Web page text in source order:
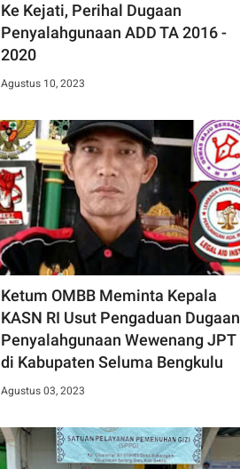
Ke Kejati, Perihal Dugaan
Penyalahgunaan ADD TA 2016 -
2020
Agustus 10, 2023
Ketum OMBB Meminta Kepala
KASN RI Usut Pengaduan Dugaan
Penyalahgunaan Wewenang JPT
di Kabupaten Seluma Bengkulu
Agustus 03, 2023